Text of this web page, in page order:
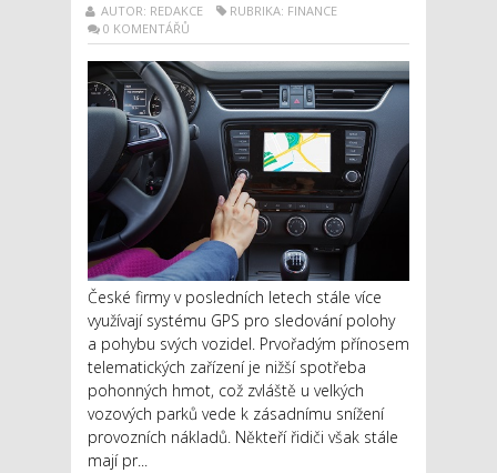
AUTOR: REDAKCE
RUBRIKA: FINANCE
0 KOMENTÁŘŮ
České firmy v posledních letech stále více
využívají systému GPS pro sledování polohy
a pohybu svých vozidel. Prvořadým přínosem
telematických zařízení je nižší spotřeba
pohonných hmot, což zvláště u velkých
vozových parků vede k zásadnímu snížení
provozních nákladů. Někteří řidiči však stále
mají pr...